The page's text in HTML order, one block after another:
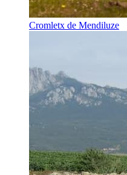
Cromletx de Mendiluze